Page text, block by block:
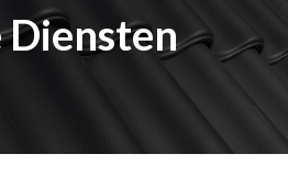
Diensten